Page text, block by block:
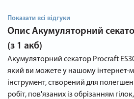
Показати всі відгуки
Опис Акумуляторний
(з 1 акб)
Акумуляторний секатор Procraft
який ви можете у нашому інтернет-
інструмент, створений для
робіт, пов'язаних із обрізанням